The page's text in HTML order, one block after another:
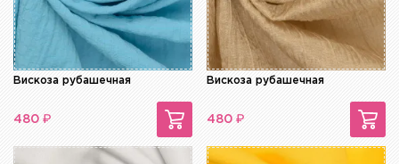
Вискоза рубашечная
480 ₽
Вискоза рубашечная
480 ₽